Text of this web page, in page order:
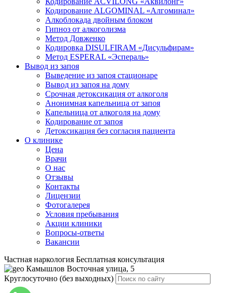
Кодирование ALGOMINAL «Алгоминал»
Алкоблокада двойным блоком
Гипноз от алкоголизма
Метод Довженко
Кодировка DISULFIRAM «Дисульфирам»
Метод ESPERAL «Эспераль»
Вывод из запоя
Выведение из запоя стационаре
Вывод из запоя на дому
Срочная детоксикация от алкоголя
Анонимная капельница от запоя
Капельница от алкоголя на дому
Кодирование от запоя
Детоксикация без согласия пациента
О клинике
Цена
Врачи
О нас
Отзывы
Контакты
Лицензии
Фотогалерея
Условия пребывания
Акции клиники
Вопросы-ответы
Вакансии
Частная наркология Бесплатная консультация
Камышлов Восточная улица, 5
Круглосуточно (без выходных)